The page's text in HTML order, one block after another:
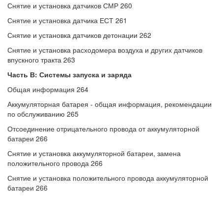
Снятие и установка датчиков СМР 260
Снятие и установка датчика ЕСТ 261
Снятие и установка датчиков детонации 262
Снятие и установка расходомера воздуха и других датчиков
впускного тракта 263
Часть В: Системы запуска и заряда
Общая информация 264
Аккумуляторная батарея - общая информация, рекомендации
по обслуживанию 265
Отсоединение отрицательного провода от аккумуляторной
батареи 266
Снятие и установка аккумуляторной батареи, замена
положительного провода 266
Снятие и установка положительного провода аккумуляторной
батареи 266